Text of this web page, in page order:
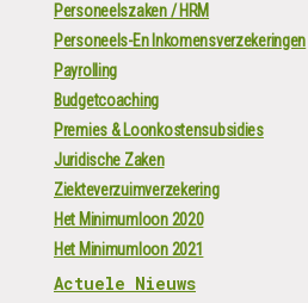
Personeelszaken / HRM
Personeels-En Inkomensverzekeringen
Payrolling
Budgetcoaching
Premies & Loonkostensubsidies
Juridische Zaken
Ziekteverzuimverzekering
Het Minimumloon 2020
Het Minimumloon 2021
Actuele Nieuws